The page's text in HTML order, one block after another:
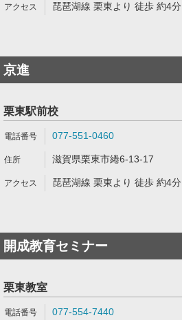
琵琶湖線 栗東より 徒歩 約4分
京進
栗東駅前校
077-551-0460
滋賀県栗東市綣6-13-17
琵琶湖線 栗東より 徒歩 約4分
開成教育セミナー
栗東教室
077-554-7440